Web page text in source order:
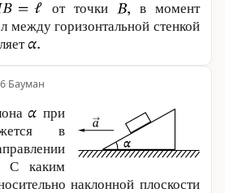
от точки
в момент
между горизонтальной стенкой
·Бауман
при
в
С каким
наклонной плоскости